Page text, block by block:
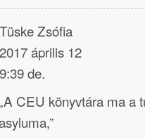
Tüske Zsófia
2017 április 12
9:39 de.
„A CEU könyvtára ma a